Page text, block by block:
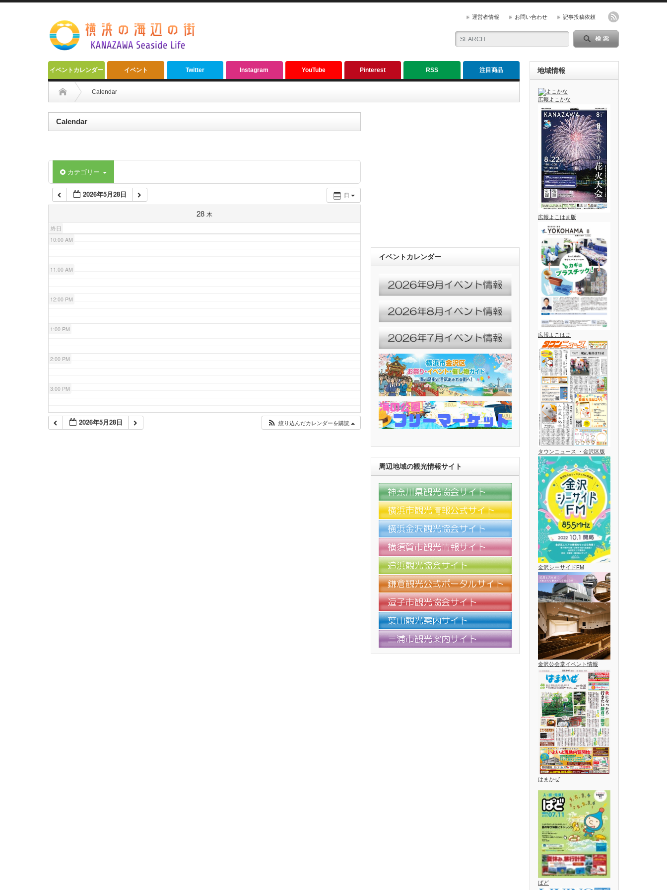
運営者情報 お問い合わせ 記事投稿依頼
イベントカレンダー イベント Twitter Instagram YouTube Pinterest RSS 注目商品
Calendar
Calendar
カテゴリー
日
2026年5月28日
28 木
終日
3:00 AM
4:00 AM
5:00 AM
6:00 AM
10:00 AM
11:00 AM
12:00 PM
1:00 PM
2:00 PM
3:00 PM
4:00 PM 2026年5月28日 絞り込んだカレンダーを購読
イベントカレンダー
周辺地域の観光情報サイト
地域情報
広報よこかな
広報よこはま版
広報よこはま
タウンニュース ・金沢区版
金沢シーサイドFM
金沢公会堂イベント情報
はまかぜ
ぱど